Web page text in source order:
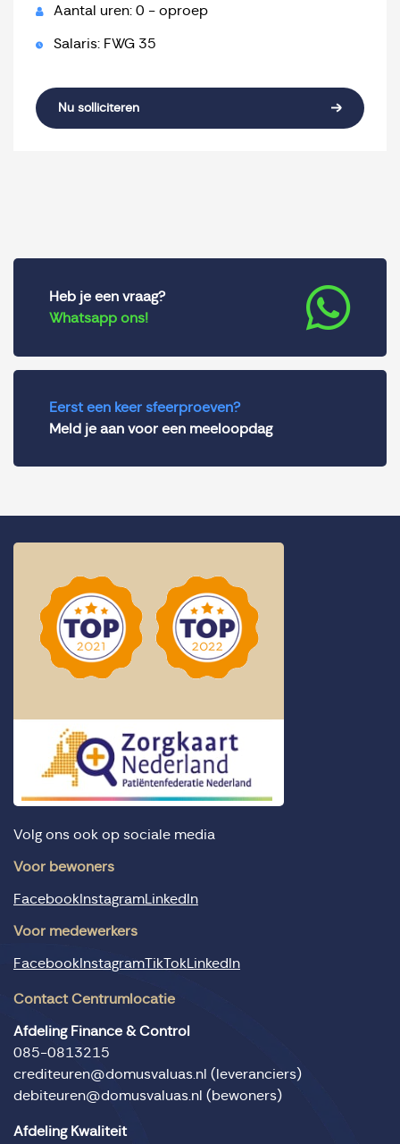
Aantal uren: 0 - oproep
Salaris: FWG 35
Nu solliciteren
Heb je een vraag?
Whatsapp ons!
Eerst een keer sfeerproeven?
Meld je aan voor een meeloopdag
Volg ons ook op sociale media
Voor bewoners
FacebookInstagramLinkedIn
Voor medewerkers
FacebookInstagramTikTokLinkedIn
Contact Centrumlocatie
Afdeling Finance & Control
085-0813215
crediteuren@domusvaluas.nl (leveranciers)
debiteuren@domusvaluas.nl (bewoners)
Afdeling Kwaliteit